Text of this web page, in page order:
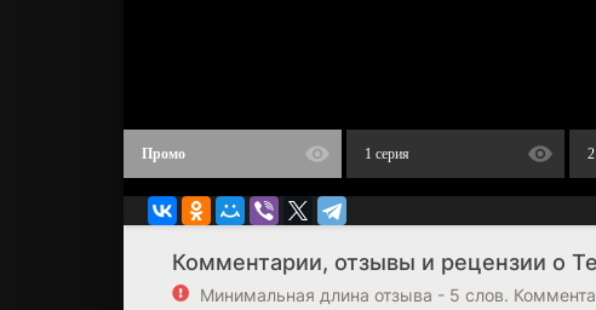
Промо 1 серия
Комментарии, отзывы и рецензии о
Минимальная длина отзыва - 5 слов.